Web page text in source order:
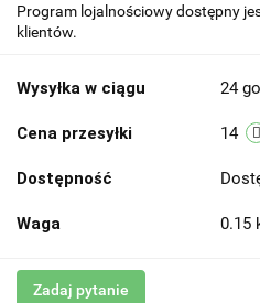
Program lojalnościowy dostępny
klientów.
Wysyłka w ciągu 24
Cena przesyłki 14
Dostępność
Waga 0.15
Zadaj pytanie